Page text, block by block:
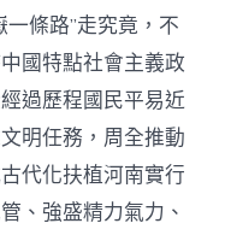
條路”走究竟，不
國特點社會主義政
過歷程國民平易近
明任務，周全推動
代化扶植河南實行
、強盛精力氣力、